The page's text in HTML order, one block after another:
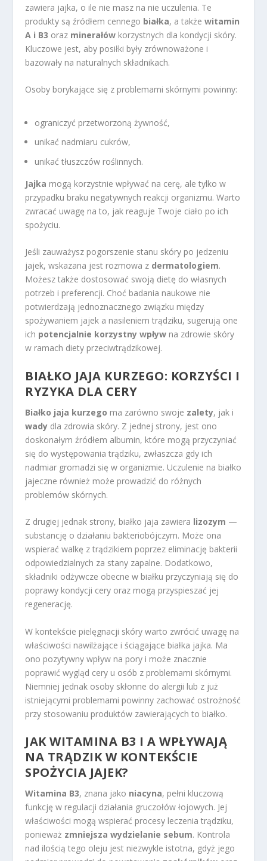
zawiera jajka, o ile nie masz na nie uczulenia. Te
produkty są źródłem cennego białka, a takżewitamin
A i B3 oraz minerałów korzystnych dla kondycji skóry.
Kluczowe jest, aby posiłki były zrównoważone i
bazowały na naturalnych składnikach.
Osoby borykające się z problemami skórnymi powinny:
ograniczyć przetworzoną żywność,
unikać nadmiaru cukrów,
unikać tłuszczów roślinnych.
Jajka mogą korzystnie wpływać na cerę, ale tylko w
przypadku braku negatywnych reakcji organizmu. Warto
zwracać uwagę na to, jak reaguje Twoje ciało po ich
spożyciu.
Jeśli zauważysz pogorszenie stanu skóry po jedzeniu
jajek, wskazana jest rozmowa z dermatologiem.
Możesz także dostosować swoją dietę do własnych
potrzeb i preferencji. Choć badania naukowe nie
potwierdzają jednoznacznego związku między
spożywaniem jajek a nasileniem trądziku, sugerują one
ich potencjalnie korzystny wpływ na zdrowie skóry
w ramach diety przeciwtrądzikowej.
BIAŁKO JAJA KURZEGO: KORZYŚCI I
RYZYKA DLA CERY
Białko jaja kurzego ma zarówno swoje zalety, jak i
wady dla zdrowia skóry. Z jednej strony, jest ono
doskonałym źródłem albumin, które mogą przyczyniać
się do występowania trądziku, zwłaszcza gdy ich
nadmiar gromadzi się w organizmie. Uczulenie na białko
jajeczne również może prowadzić do różnych
problemów skórnych.
Z drugiej jednak strony, białko jaja zawiera lizozym —
substancję o działaniu bakteriobójczym. Może ona
wspierać walkę z trądzikiem poprzez eliminację bakterii
odpowiedzialnych za stany zapalne. Dodatkowo,
składniki odżywcze obecne w białku przyczyniają się do
poprawy kondycji cery oraz mogą przyspieszać jej
regenerację.
W kontekście pielęgnacji skóry warto zwrócić uwagę na
właściwości nawilżające i ściągające białka jajka. Ma
ono pozytywny wpływ na pory i może znacznie
poprawić wygląd cery u osób z problemami skórnymi.
Niemniej jednak osoby skłonne do alergii lub z już
istniejącymi problemami powinny zachować ostrożność
przy stosowaniu produktów zawierających to białko.
JAK WITAMINA B3 I A WPŁYWAJĄ
NA TRĄDZIK W KONTEKŚCIE
SPOŻYCIA JAJEK?
Witamina B3, znana jako niacyna, pełni kluczową
funkcję w regulacji działania gruczołów łojowych. Jej
właściwości mogą wspierać procesy leczenia trądziku,
ponieważ zmniejsza wydzielanie sebum. Kontrola
nad ilością tego oleju jest niezwykle istotna, gdyż jego